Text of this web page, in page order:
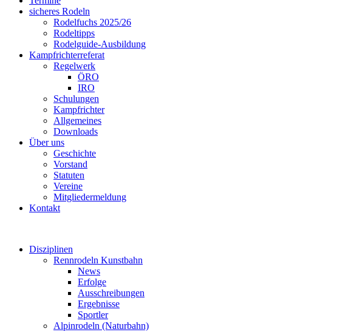
sicheres Rodeln
Rodelfuchs 2025/26
Rodeltipps
Rodelguide-Ausbildung
Kampfrichterreferat
Regelwerk
ÖRO
IRO
Schulungen
Kampfrichter
Allgemeines
Downloads
Über uns
Geschichte
Vorstand
Statuten
Vereine
Mitgliedermeldung
Kontakt
Disziplinen
Rennrodeln Kunstbahn
News
Erfolge
Ausschreibungen
Ergebnisse
Sportler
Alpinrodeln (Naturbahn)